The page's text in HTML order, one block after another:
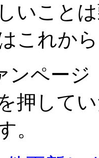
いこと
これか
ンページ
押して
。